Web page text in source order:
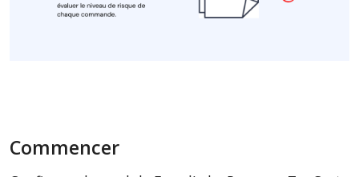
Commencer